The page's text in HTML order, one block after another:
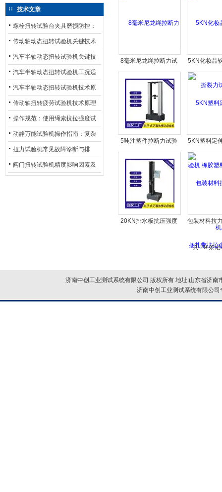
技术文章
螺栓扭转试验台夹具磨损防控：
材质选型与表面处理的耐用性优
化
传动轴动态扭转试验机关键技术
及产业落地应用
汽车半轴动态扭转试验机关键技
术及产业落地应用
汽车半轴动态扭转试验机工况适
配与质控应用探析
汽车半轴动态扭转试验机技术原
理与行业应用
传动轴扭转疲劳试验机技术原理
与行业应用
操作规范：使用绳索抗拉强度试
验机的完整测试步骤
动静万能试验机操作指南：复杂
动态测试的标准化流程
扭力试验机常见故障诊断与排
除：从传感器信号异常到机械传
阀门扭转试验机精度影响因素及
8毫米尼龙绳拉断力试
验机
5KN化妆品
裂力试
5吨注塑件拉断力试验
机 破断力拉伸测试机
5KN塑料定
机 橡胶塑料
20KN排水板抗压强度
包装材料拉
共 29 条
济南中创工业测试系统有限公司 版权所有 地址:山东省济
济南中创工业测试系统有限公司